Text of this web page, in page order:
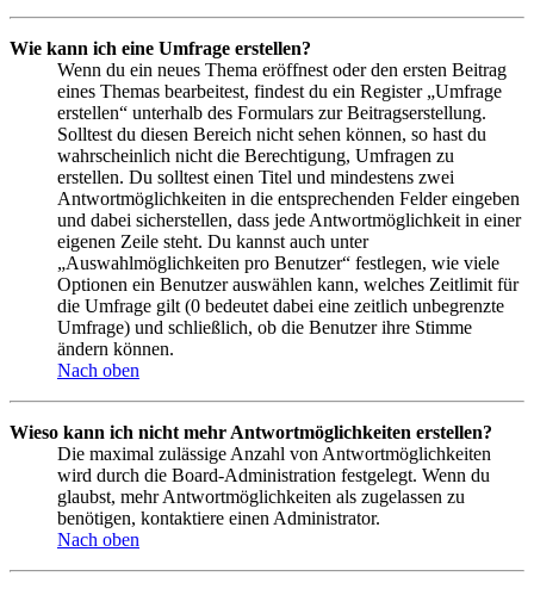
Wie kann ich eine Umfrage erstellen?
Wenn du ein neues Thema eröffnest oder den ersten Beitrag
eines Themas bearbeitest, findest du ein Register „Umfrage
erstellen“ unterhalb des Formulars zur Beitragserstellung.
Solltest du diesen Bereich nicht sehen können, so hast du
wahrscheinlich nicht die Berechtigung, Umfragen zu
erstellen. Du solltest einen Titel und mindestens zwei
Antwortmöglichkeiten in die entsprechenden Felder eingeben
und dabei sicherstellen, dass jede Antwortmöglichkeit in einer
eigenen Zeile steht. Du kannst auch unter
„Auswahlmöglichkeiten pro Benutzer“ festlegen, wie viele
Optionen ein Benutzer auswählen kann, welches Zeitlimit für
die Umfrage gilt (0 bedeutet dabei eine zeitlich unbegrenzte
Umfrage) und schließlich, ob die Benutzer ihre Stimme
ändern können.
Nach oben
Wieso kann ich nicht mehr Antwortmöglichkeiten erstellen?
Die maximal zulässige Anzahl von Antwortmöglichkeiten
wird durch die Board-Administration festgelegt. Wenn du
glaubst, mehr Antwortmöglichkeiten als zugelassen zu
benötigen, kontaktiere einen Administrator.
Nach oben